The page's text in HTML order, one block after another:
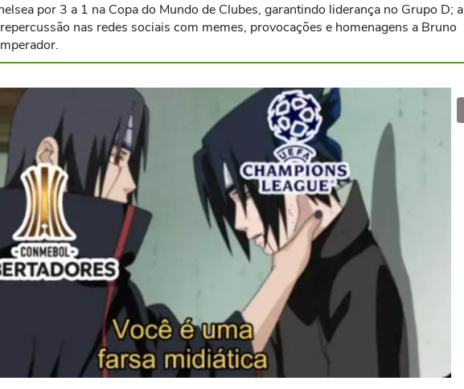
por 3 a 1 na Copa do Mundo de Clubes, garantindo liderança no Grupo D; a
nas redes sociais com memes, provocações e homenagens a Bruno